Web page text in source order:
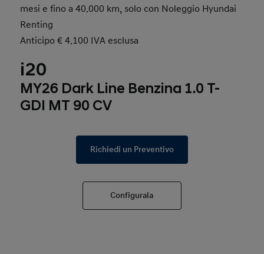
mesi e fino a 40.000 km, solo con Noleggio Hyundai
Renting
Anticipo € 4.100 IVA esclusa
i20
MY26 Dark Line Benzina 1.0 T-
GDI MT 90 CV
Richiedi un Preventivo
Configurala